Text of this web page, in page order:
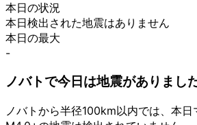
本日の状況
本日検出された地震はありません
本日の最大
-
ノバトで今日は地震がありまし
ノバトから半径100km以内では、本日